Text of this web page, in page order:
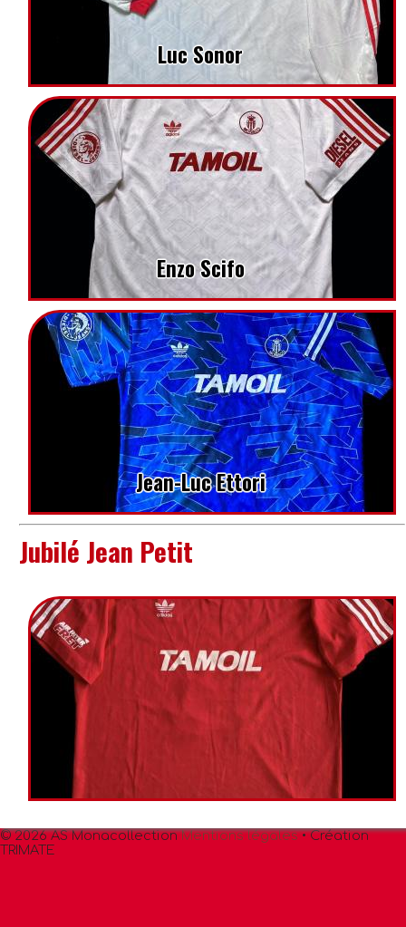
Luc Sonor
Enzo Scifo
Jean-Luc Ettori
Jubilé Jean Petit
© 2026 AS MonacollectionMentions légales• Création
TRIMATE